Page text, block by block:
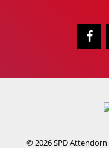
© 2026SPD Attendorn